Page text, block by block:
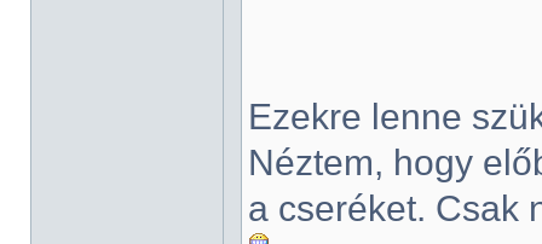
Ezekre lenne
Néztem, hogy
a cseréket. Csak